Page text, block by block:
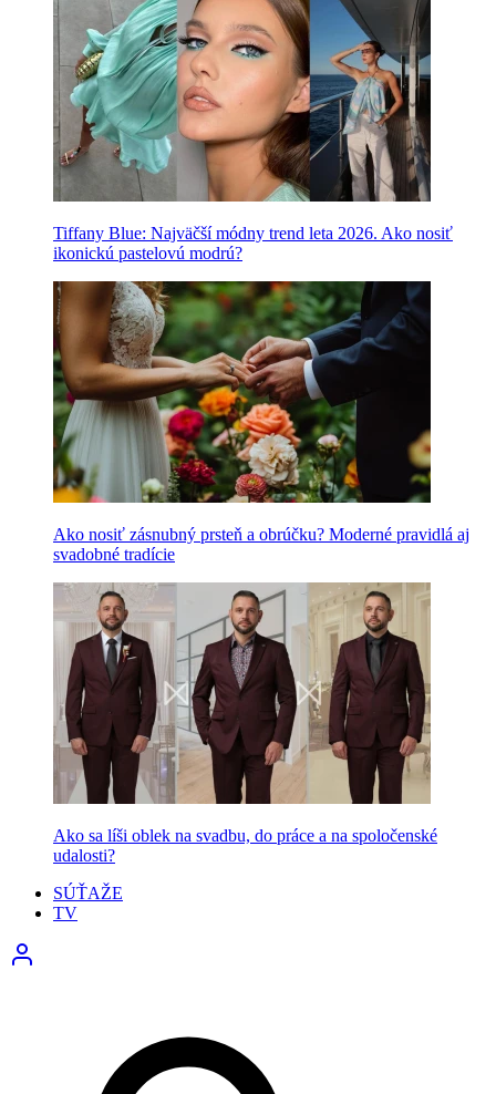
Tiffany Blue: Najväčší módny trend leta 2026. Ako nosiť
ikonickú pastelovú modrú?
Ako nosiť zásnubný prsteň a obrúčku? Moderné pravidlá aj
svadobné tradície
Ako sa líši oblek na svadbu, do práce a na spoločenské
udalosti?
SÚŤAŽE
TV